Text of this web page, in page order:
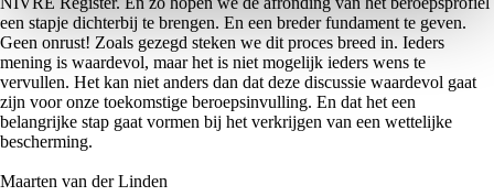
een stapje dichterbij te brengen. En een breder fundament te geven.
Geen onrust! Zoals gezegd steken we dit proces breed in. Ieders
mening is waardevol, maar het is niet mogelijk ieders wens te
vervullen. Het kan niet anders dan dat deze discussie waardevol gaat
zijn voor onze toekomstige beroepsinvulling. En dat het een
belangrijke stap gaat vormen bij het verkrijgen van een wettelijke
bescherming.
Maarten van der Linden